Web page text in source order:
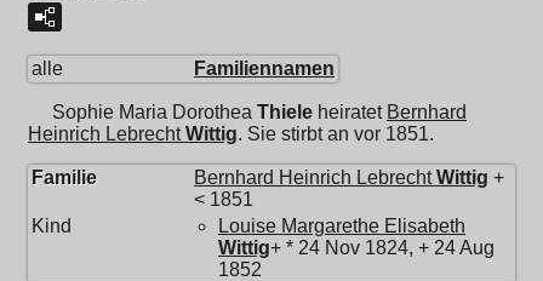
alle Familiennamen
Sophie Maria Dorothea Thiele heiratet Bernhard
Heinrich Lebrecht Wittig. Sie stirbt an vor 1851.
Familie Bernhard Heinrich Lebrecht Wittig +
< 1851
Kind
Louise Margarethe Elisabeth
Wittig+ * 24 Nov 1824, + 24 Aug
1852